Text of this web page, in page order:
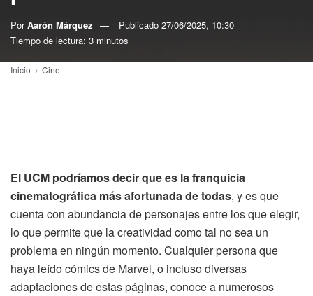
Por Aarón Márquez Publicado 27/06/2025, 10:30
Tiempo de lectura: 3 minutos
Inicio Cine
El UCM podríamos decir que es la franquicia
cinematográfica más afortunada de todas, y es que
cuenta con abundancia de personajes entre los que elegir,
lo que permite que la creatividad como tal no sea un
problema en ningún momento. Cualquier persona que
haya leído cómics de Marvel, o incluso diversas
adaptaciones de estas páginas, conoce a numerosos